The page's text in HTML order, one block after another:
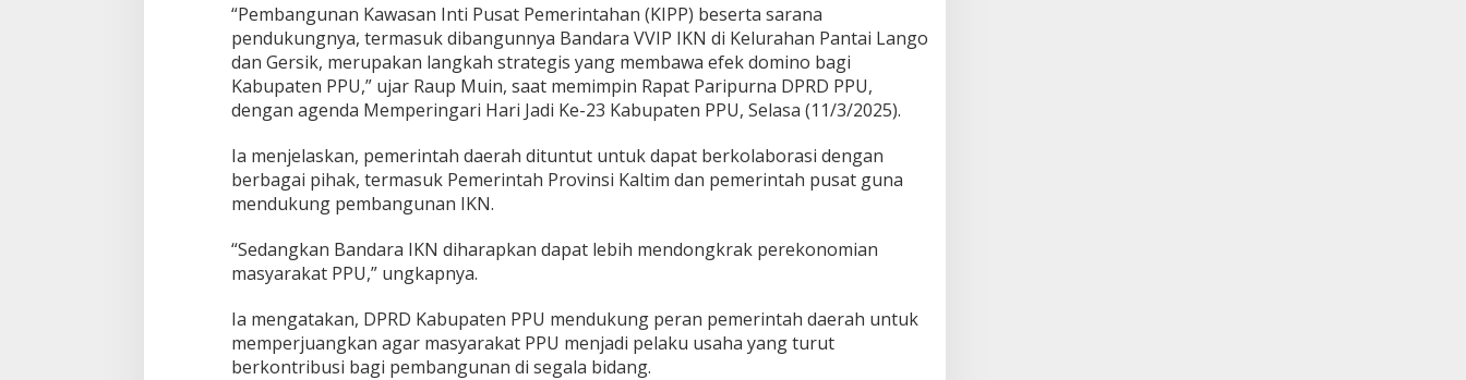
“Pembangunan Kawasan Inti Pusat Pemerintahan (KIPP) beserta sarana
pendukungnya, termasuk dibangunnya Bandara VVIP IKN di Kelurahan Pantai Lango
dan Gersik, merupakan langkah strategis yang membawa efek domino bagi
Kabupaten PPU,” ujar Raup Muin, saat memimpin Rapat Paripurna DPRD PPU,
dengan agenda Memperingari Hari Jadi Ke-23 Kabupaten PPU, Selasa (11/3/2025).
Ia menjelaskan, pemerintah daerah dituntut untuk dapat berkolaborasi dengan
berbagai pihak, termasuk Pemerintah Provinsi Kaltim dan pemerintah pusat guna
mendukung pembangunan IKN.
“Sedangkan Bandara IKN diharapkan dapat lebih mendongkrak perekonomian
masyarakat PPU,” ungkapnya.
Ia mengatakan, DPRD Kabupaten PPU mendukung peran pemerintah daerah untuk
memperjuangkan agar masyarakat PPU menjadi pelaku usaha yang turut
berkontribusi bagi pembangunan di segala bidang.